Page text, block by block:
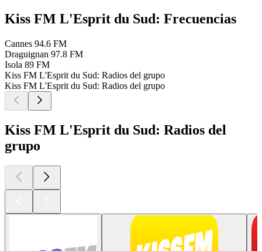
Kiss FM L'Esprit du Sud: Frecuencias
Cannes 94.6 FM
Draguignan 97.8 FM
Isola 89 FM
Kiss FM L'Esprit du Sud: Radios del grupo
Kiss FM L'Esprit du Sud: Radios del grupo
Kiss FM L'Esprit du Sud: Radios del
grupo